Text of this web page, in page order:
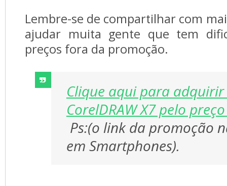
Lembre-se de compartilhar com
ajudar muita gente que tem
preços fora da promoção.
Clique aqui para adquirir
CorelDRAW X7 pelo
Ps:(o link da promoção
em Smartphones).